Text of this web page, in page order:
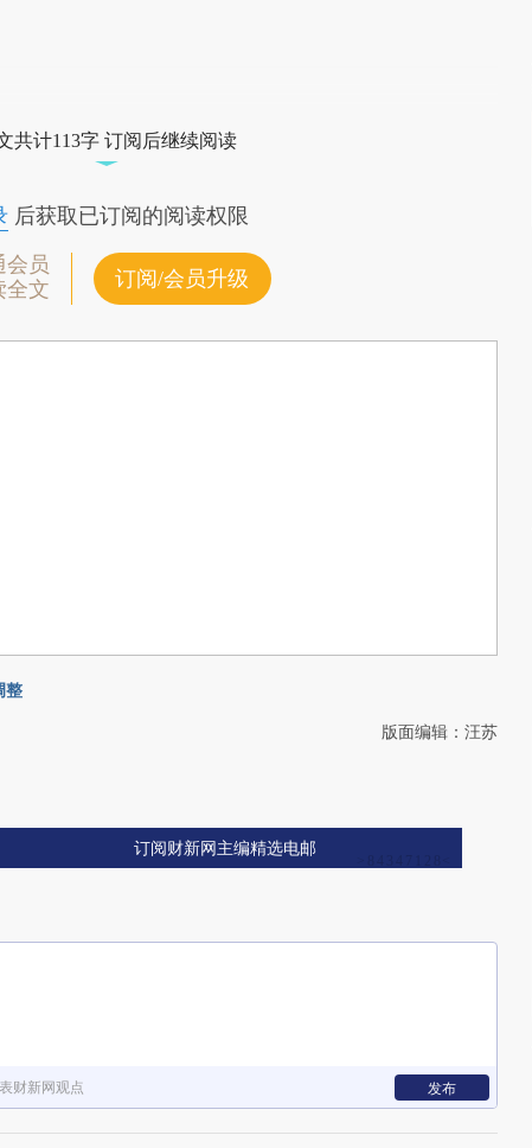
共计113字 订阅后继续阅读
后获取已订阅的阅读权限
会员
全文
订阅/会员升级
整
版面编辑：汪苏
订阅财新网主编精选电邮
财新网观点 发布